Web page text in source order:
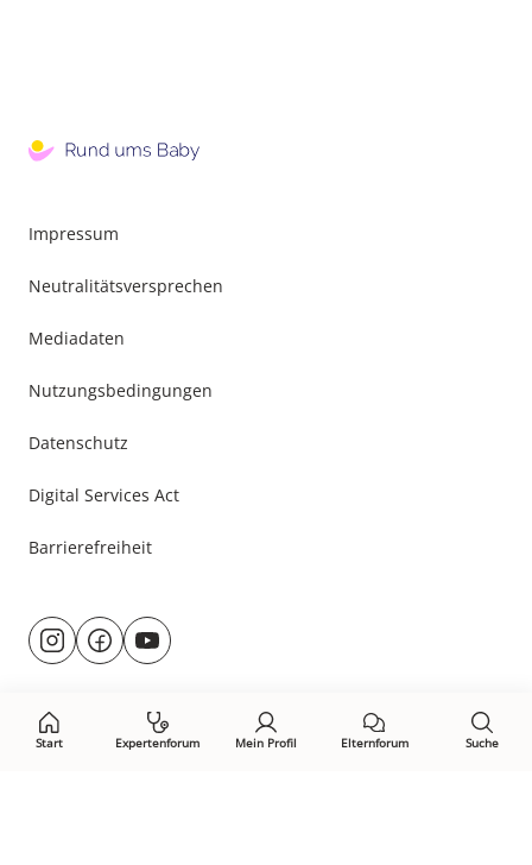
Start Expertenforum Mein Profil Elternforum Suche
Impressum
Neutralitätsversprechen
Mediadaten
Nutzungsbedingungen
Datenschutz
Digital Services Act
Barrierefreiheit
Besuche
uns@rund.ums.baby
facebook.com/rundumsbaby.de
youtube.com/@rundumsbaby_